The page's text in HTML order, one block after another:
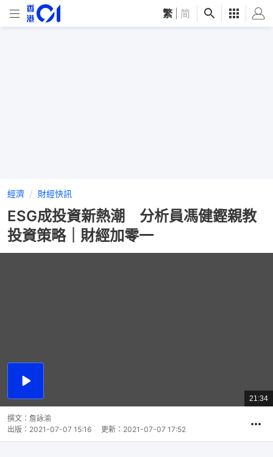
繁 简
經濟 財經快訊
ESG成投資新熱潮 分析員馮健鏗親教
投資策略｜財經加零一
播
總
共
間
21:34
撰文： 詹詠渝
出版： 2021-07-07 15:16 更新： 2021-07-07 17:52